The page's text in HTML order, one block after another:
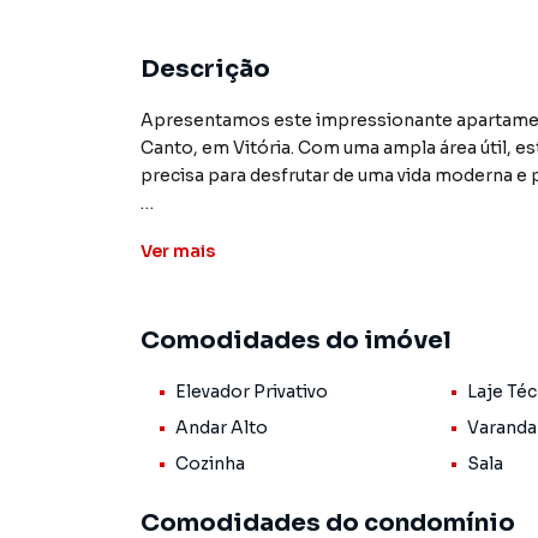
Descrição
Apresentamos este impressionante
Canto, em Vitória. Com uma ampla área útil,
precisa para desfrutar de uma vida moderna e
para proporcionar uma vida confortável e
Além disso, o imóvel possui diversas
sala de academia, quadra poliesportiva,
24h, tomada para carro elétrico,
brinquedoteca, portão eletrônico e guarita
Não perca a oportunidade de conhecer
Ver mais
Comodidades do imóvel
Elevador Privativo Laje
Andar Alto
Varanda
Cozinha
Sala
Comodidades do condomínio